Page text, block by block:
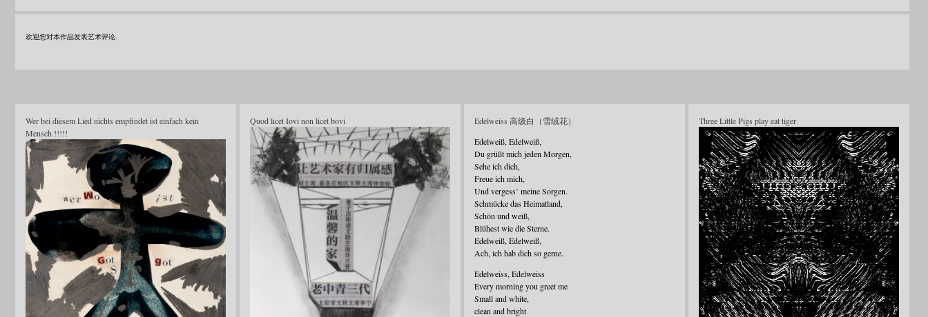
欢迎您对本作品发表艺术评论.
Wer bei diesem Lied nichts empfindet ist einfach kein
Mensch !!!!!
Quod licet Iovi non licet bovi
Edelweiss 高级白（雪绒花）
Edelweiß, Edelweiß,
Du grüßt mich jeden Morgen,
Sehe ich dich,
Freue ich mich,
Und vergess’ meine Sorgen.
Schmücke das Heimatland,
Schön und weiß,
Blühest wie die Sterne.
Edelweiß, Edelweiß,
Ach, ich hab dich so gerne.
Edelweiss, Edelweiss
Every morning you greet me
Small and white,
clean and bright
Three Little Pigs play eat tiger